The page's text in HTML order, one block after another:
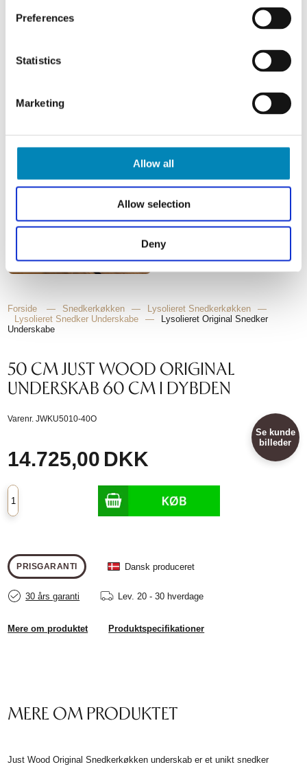
Preferences
Statistics
Marketing
Allow all
Allow selection
Deny
Forside — Snedkerkøkken — Lysolieret Snedkerkøkken
—
Lysolieret Snedker Underskabe
—
Lysolieret Original Snedker
Underskabe
50 CM JUST WOOD ORIGINAL
UNDERSKAB 60 CM I DYBDEN
Varenr.JWKU5010-40O
14.725,00 DKK
Se kunde
billeder
PRISGARANTI Dansk produceret
30 års garanti Lev. 20 - 30 hverdage
Mere om produktet Produktspecifikationer
MERE OM PRODUKTET
Just Wood Original Snedkerkøkken underskab er et unikt snedker